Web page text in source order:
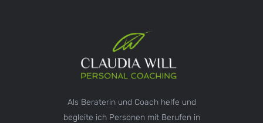
Als Beraterin und Coach helfe und
begleite ich Personen mit Berufen in